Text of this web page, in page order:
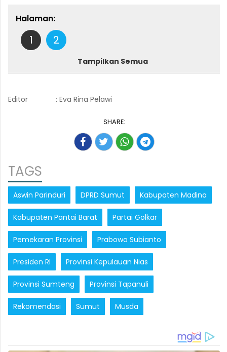
Halaman:
1 2
Tampilkan Semua
Editor : Eva Rina Pelawi
SHARE:
TAGS
Aswin Parinduri DPRD Sumut Kabupaten Madina
Kabupaten Pantai Barat Partai Golkar
Pemekaran Provinsi Prabowo Subianto
Presiden RI Provinsi Kepulauan Nias
Provinsi Sumteng Provinsi Tapanuli
Rekomendasi Sumut Musda